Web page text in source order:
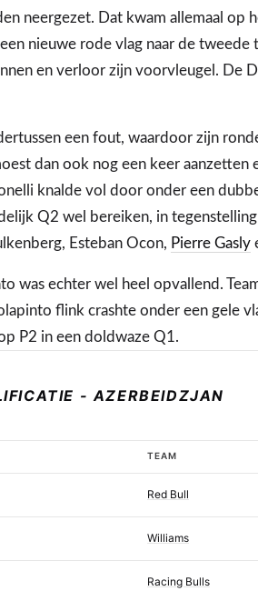
neergezet. Dat kwam allemaal op
nieuwe rode vlag naar de
en verloor zijn voorvleugel. De
een fout, waardoor zijn
dan ook nog een keer aanzetten
knalde vol door onder een
Q2 wel bereiken, in
Esteban Ocon, Pierre Gasly
was echter wel heel opvallend.
flink crashte onder een gele
P2 in een doldwaze Q1.
- AZERBEIDZJAN
TEAM
Red Bull
Williams
Racing Bulls